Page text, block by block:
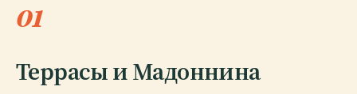
01
Террасы и Мадоннина